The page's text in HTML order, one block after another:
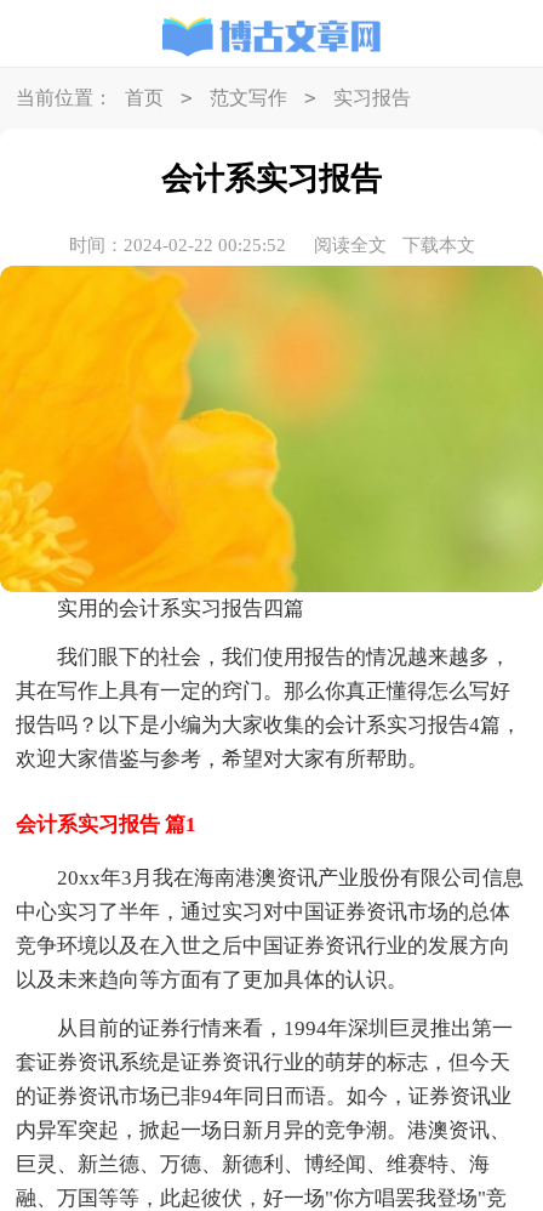
当前位置： 首页 > 范文写作 > 实习报告
会计系实习报告
时间：2024-02-22 00:25:52 阅读全文 下载本文
实用的会计系实习报告四篇
我们眼下的社会，我们使用报告的情况越来越多，
其在写作上具有一定的窍门。那么你真正懂得怎么写好
报告吗？以下是小编为大家收集的会计系实习报告4篇，
欢迎大家借鉴与参考，希望对大家有所帮助。
会计系实习报告 篇1
20xx年3月我在海南港澳资讯产业股份有限公司信息
中心实习了半年，通过实习对中国证券资讯市场的总体
竞争环境以及在入世之后中国证券资讯行业的发展方向
以及未来趋向等方面有了更加具体的认识。
从目前的证券行情来看，1994年深圳巨灵推出第一
套证券资讯系统是证券资讯行业的萌芽的标志，但今天
的证券资讯市场已非94年同日而语。如今，证券资讯业
内异军突起，掀起一场日新月异的竞争潮。港澳资讯、
巨灵、新兰德、万德、新德利、博经闻、维赛特、海
融、万国等等，此起彼伏，好一场"你方唱罢我登场"竞